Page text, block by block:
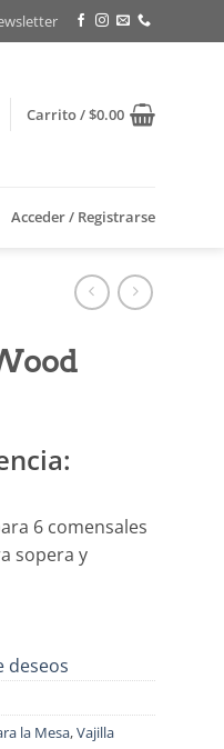
Carrito /$0.00
Acceder / Registrarse
6 comensales
sopera y
deseos
la Mesa,Vajilla